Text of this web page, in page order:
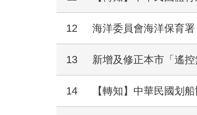
12 海洋委員會海洋保育
13 新增及修正本市「遙
14 【轉知】中華民國划